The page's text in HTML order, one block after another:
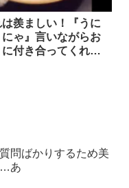
は羨ましい！『うに
にゃ』言いながらお
付き合ってくれる
問ばかりするため美
…あ